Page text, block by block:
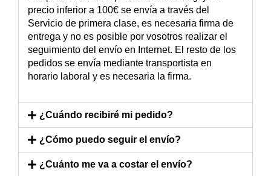
precio inferior a 100€ se envía a través del
Servicio de primera clase, es necesaria firma de
entrega y no es posible por vosotros realizar el
seguimiento del envío en Internet. El resto de los
pedidos se envía mediante transportista en
horario laboral y es necesaria la firma.
¿Cuándo recibiré mi pedido?
¿Cómo puedo seguir el envío?
¿Cuánto me va a costar el envío?